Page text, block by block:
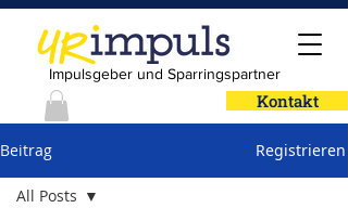
Impulsgeber und Sparringspartner
Kontakt
Beitrag Registrieren
All Posts